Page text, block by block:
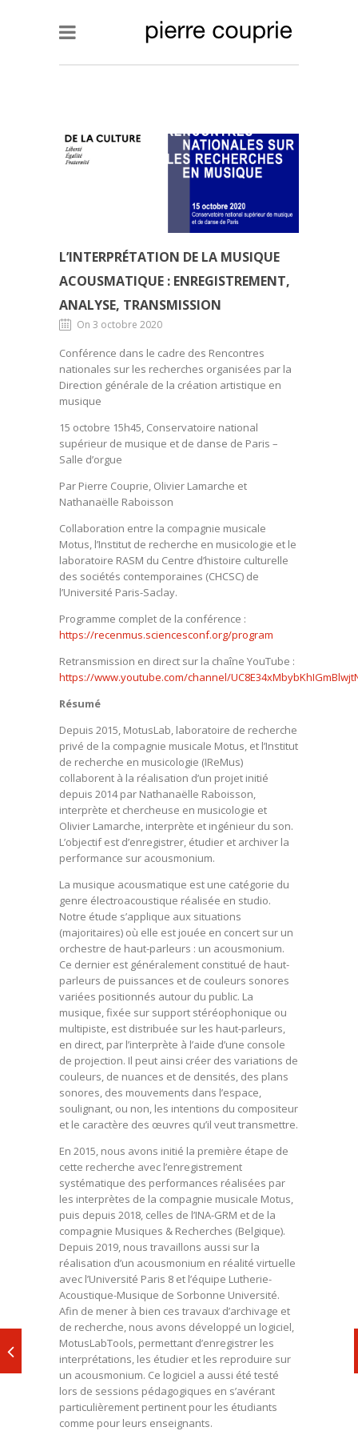
L’INTERPRÉTATION DE LA MUSIQUE
ACOUSMATIQUE : ENREGISTREMENT,
ANALYSE, TRANSMISSION
On 3 octobre 2020
Conférence dans le cadre des Rencontres
nationales sur les recherches organisées par la
Direction générale de la création artistique en
musique
15 octobre 15h45, Conservatoire national
supérieur de musique et de danse de Paris –
Salle d’orgue
Par Pierre Couprie, Olivier Lamarche et
Nathanaëlle Raboisson
Collaboration entre la compagnie musicale
Motus, l’Institut de recherche en musicologie et le
laboratoire RASM du Centre d’histoire culturelle
des sociétés contemporaines (CHCSC) de
l’Université Paris-Saclay.
Programme complet de la conférence :
https://recenmus.sciencesconf.org/program
Retransmission en direct sur la chaîne YouTube :
https://www.youtube.com/channel/
Résumé
Depuis 2015, MotusLab, laboratoire de recherche
privé de la compagnie musicale Motus, et l’Institut
de recherche en musicologie (IReMus)
collaborent à la réalisation d’un projet initié
depuis 2014 par Nathanaëlle Raboisson,
interprète et chercheuse en musicologie et
Olivier Lamarche, interprète et ingénieur du son.
L’objectif est d’enregistrer, étudier et archiver la
performance sur acousmonium.
La musique acousmatique est une catégorie du
genre électroacoustique réalisée en studio.
Notre étude s’applique aux situations
(majoritaires) où elle est jouée en concert sur un
orchestre de haut-parleurs : un acousmonium.
Ce dernier est généralement constitué de haut-
parleurs de puissances et de couleurs sonores
variées positionnés autour du public. La
musique, fixée sur support stéréophonique ou
multipiste, est distribuée sur les haut-parleurs,
en direct, par l’interprète à l’aide d’une console
de projection. Il peut ainsi créer des variations de
couleurs, de nuances et de densités, des plans
sonores, des mouvements dans l’espace,
soulignant, ou non, les intentions du compositeur
et le caractère des œuvres qu’il veut transmettre.
En 2015, nous avons initié la première étape de
cette recherche avec l’enregistrement
systématique des performances réalisées par
les interprètes de la compagnie musicale Motus,
puis depuis 2018, celles de l’INA-GRM et de la
compagnie Musiques & Recherches (Belgique).
Depuis 2019, nous travaillons aussi sur la
réalisation d’un acousmonium en réalité virtuelle
avec l’Université Paris 8 et l’équipe Lutherie-
Acoustique-Musique de Sorbonne Université.
Afin de mener à bien ces travaux d’archivage et
de recherche, nous avons développé un logiciel,
MotusLabTools, permettant d’enregistrer les
interprétations, les étudier et les reproduire sur
un acousmonium. Ce logiciel a aussi été testé
lors de sessions pédagogiques en s’avérant
particulièrement pertinent pour les étudiants
comme pour leurs enseignants.